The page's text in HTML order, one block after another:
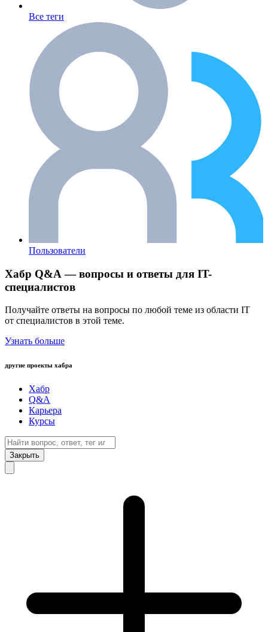
Все теги
Пользователи
Хабр Q&A — вопросы и ответы для IT-
специалистов
Получайте ответы на вопросы по любой теме из области IT
от специалистов в этой теме.
Узнать больше
другие проекты хабра
Хабр
Q&A
Карьера
Курсы
Закрыть